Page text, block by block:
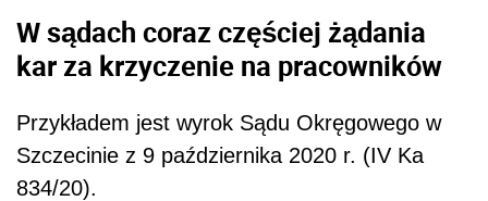
W sądach coraz częściej żądania
kar za krzyczenie na pracowników
Przykładem jest wyrok Sądu Okręgowego w
Szczecinie z 9 października 2020 r. (IV Ka
834/20).